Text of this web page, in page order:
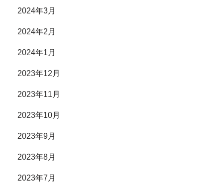
2024年3月
2024年2月
2024年1月
2023年12月
2023年11月
2023年10月
2023年9月
2023年8月
2023年7月